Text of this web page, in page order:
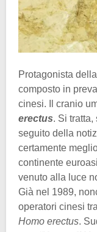
Protagonista
composto in
cinesi. Il cranio
erectus. Si
seguito della
certamente
continente
venuto alla luce
Già nel 1989,
operatori cinesi
Homo erectus.